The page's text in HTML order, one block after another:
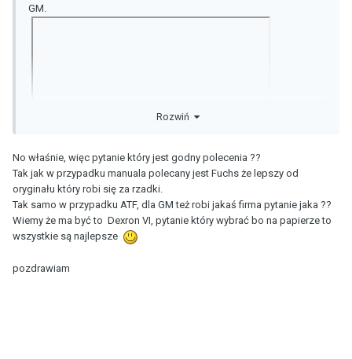
GM.
Rozwiń
No właśnie, więc pytanie który jest godny polecenia ??
Tak jak w przypadku manuala polecany jest Fuchs że lepszy od
oryginału który robi się za rzadki.
Tak samo w przypadku ATF, dla GM też robi jakaś firma pytanie jaka ??
Wiemy że ma być to Dexron VI, pytanie który wybrać bo na papierze to
wszystkie są najlepsze
pozdrawiam